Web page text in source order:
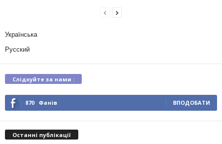
Українська
Русский
Слідкуйте за нами :
870 Фанів ВПОДОБАТИ
Останні публікації